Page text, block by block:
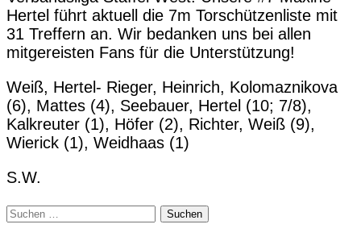
Hertel führt aktuell die 7m Torschützenliste mit
31 Treffern an. Wir bedanken uns bei allen
mitgereisten Fans für die Unterstützung!
Weiß, Hertel- Rieger, Heinrich, Kolomaznikova
(6), Mattes (4), Seebauer, Hertel (10; 7/8),
Kalkreuter (1), Höfer (2), Richter, Weiß (9),
Wierick (1), Weidhaas (1)
S.W.
Suchen